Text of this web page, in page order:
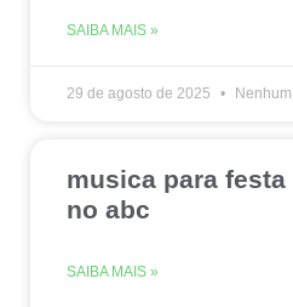
SAIBA MAIS »
29 de agosto de 2025
musica para
no abc
SAIBA MAIS »